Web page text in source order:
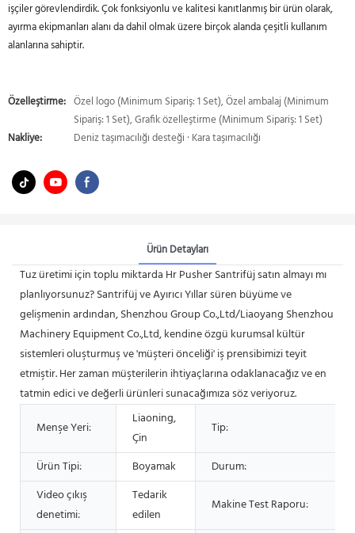
işçiler görevlendirdik. Çok fonksiyonlu ve kalitesi kanıtlanmış bir ürün olarak,
ayırma ekipmanları alanı da dahil olmak üzere birçok alanda çeşitli kullanım
alanlarına sahiptir.
Özelleştirme: Özel logo (Minimum Sipariş: 1 Set), Özel ambalaj (Minimum
Sipariş: 1 Set), Grafik özelleştirme (Minimum Sipariş: 1 Set)
Nakliye:
Deniz taşımacılığı desteği · Kara taşımacılığı
Ürün Detayları
Tuz üretimi için toplu miktarda Hr Pusher Santrifüj satın almayı mı
planlıyorsunuz? Santrifüj ve Ayırıcı Yıllar süren büyüme ve
gelişmenin ardından, Shenzhou Group Co.,Ltd/Liaoyang Shenzhou
Machinery Equipment Co.,Ltd, kendine özgü kurumsal kültür
sistemleri oluşturmuş ve 'müşteri önceliği' iş prensibimizi teyit
etmiştir. Her zaman müşterilerin ihtiyaçlarına odaklanacağız ve en
tatmin edici ve değerli ürünleri sunacağımıza söz veriyoruz.
Menşe Yeri:
Liaoning,
Çin
Tip:
Ürün Tipi: Boyamak
Durum:
Video çıkış
denetimi:
Tedarik
edilen
Makine Test Raporu: